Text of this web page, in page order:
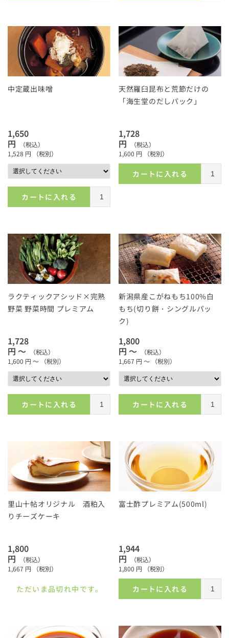
中定蔵出味噌
1,650
円
（税込）
1,528 円 （税別）
カートに入れる
天然羅臼昆布と荒節だけの
「海生堂のだしパック」
1,728
円
（税込）
1,600 円 （税別）
カートに入れる
ラクティックアシッド×完熟
野菜 野菜時間 プレミアム
1,728
円 ～
（税込）
1,600 円 ～ （税別）
カートに入れる
新潟県産こがねもち100%白
もち(切り餅・シングルパッ
ク)
1,800
円 ～
（税込）
1,667 円 ～ （税別）
カートに入れる
里山十帖オリジナル 酒粕入
りチーズケーキ
1,800
円
（税込）
1,667 円 （税別）
ただいま品切れ中です。
富士酢プレミアム(500ml)
1,944
円
（税込）
1,800 円 （税別）
カートに入れる